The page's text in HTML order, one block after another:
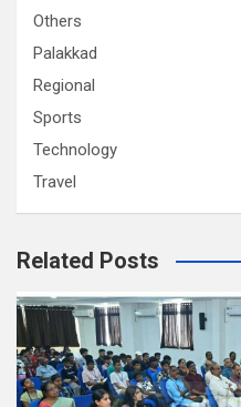
Others
Palakkad
Regional
Sports
Technology
Travel
Related Posts